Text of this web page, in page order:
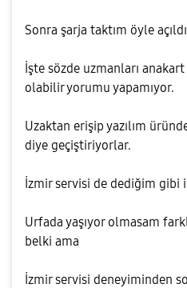
Sonra şarja taktım öyle
İşte sözde uzmanları anakart
olabilir yorumu yapamıyor.
Uzaktan erişip yazılım
diye geçiştiriyorlar.
İzmir servisi de dediğim gibi
Urfada yaşıyor olmasam
belki ama
İzmir servisi deneyiminden